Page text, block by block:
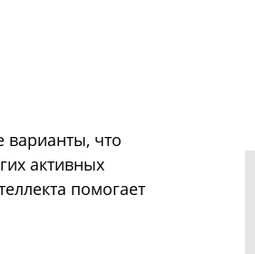
что
активных
помогает